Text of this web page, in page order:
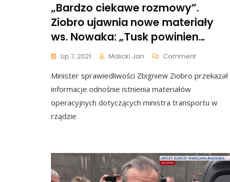
„Bardzo ciekawe rozmowy”.
Ziobro ujawnia nowe materiały
ws. Nowaka: „Tusk powinien…
Lip 7, 2021 Malicki Jan CommentOn
Ciekawe
Ujawnia
„Tusk
Powinien…
Minister sprawiedliwości Zbigniew Ziobro przekazał
informacje odnośnie istnienia materiałów
operacyjnych dotyczących ministra transportu w
rządzie